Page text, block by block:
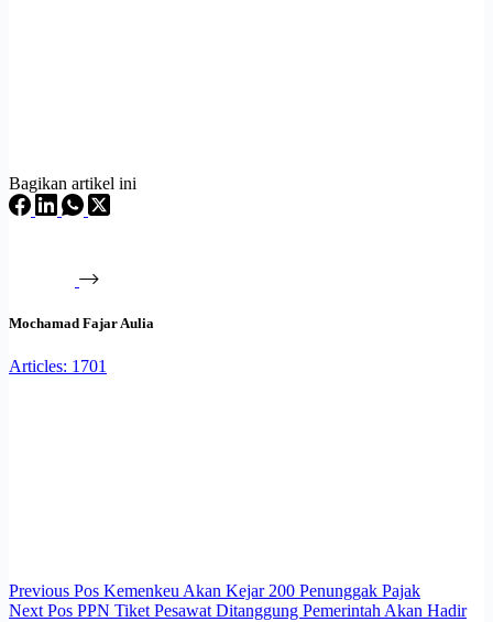
Bagikan artikel ini
Mochamad Fajar Aulia
Articles: 1701
Previous Pos Kemenkeu Akan Kejar 200 Penunggak Pajak
Next Pos PPN Tiket Pesawat Ditanggung Pemerintah Akan Hadir